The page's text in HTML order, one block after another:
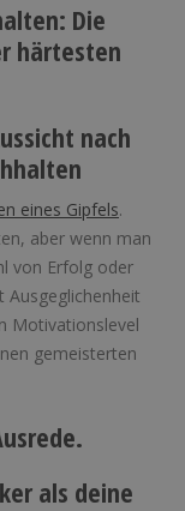
Die
härtesten
eines Gipfels.
aber wenn man
von Erfolg oder
Ausgeglichenheit
Motivationslevel
gemeisterten